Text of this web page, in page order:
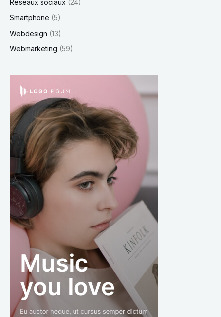
Réseaux sociaux (24)
Smartphone (5)
Webdesign (13)
Webmarketing (59)